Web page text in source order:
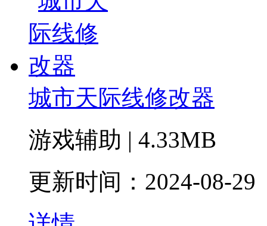
城市天际线修改器
游戏辅助 | 4.33MB
更新时间：2024-08-29